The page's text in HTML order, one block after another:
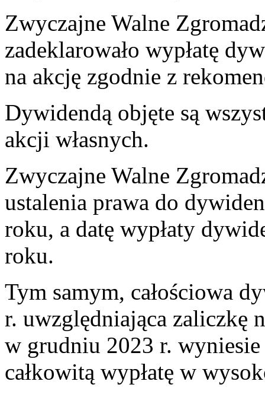
Zwyczajne Walne
zadeklarowało wypłatę
na akcję zgodnie z
Dywidendą objęte są
akcji własnych.
Zwyczajne Walne
ustalenia prawa do
roku, a datę wypłaty
roku.
Tym samym, całościowa
r. uwzględniająca zaliczkę
w grudniu 2023 r.
całkowitą wypłatę w